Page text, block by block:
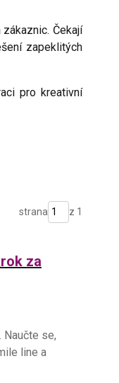
Čekají
zapeklitých
pro kreativní
strana z 1
za
Naučte se,
line a